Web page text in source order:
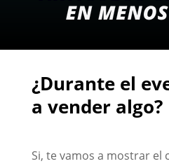
¿Durante el
a vender algo?
Si, te vamos a mostrar el